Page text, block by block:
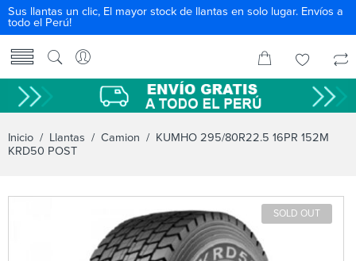
Sus llantas un clic, El mayor stock de llantas en solo lugar. Envíos a
todo el Perú!
Inicio / Llantas / Camion / KUMHO 295/80R22.5 16PR 152M
KRD50 POST
SOLD OUT